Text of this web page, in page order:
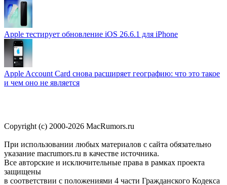
Apple тестирует обновление iOS 26.6.1 для iPhone
Apple Account Card снова расширяет географию: что это такое
и чем оно не является
Copyright (c) 2000-2026 MacRumors.ru
При использовании любых материалов с сайта обязательно
указание macrumors.ru в качестве источника.
Все авторские и исключительные права в рамках проекта
защищены
в соответствии с положениями 4 части Гражданского Кодекса